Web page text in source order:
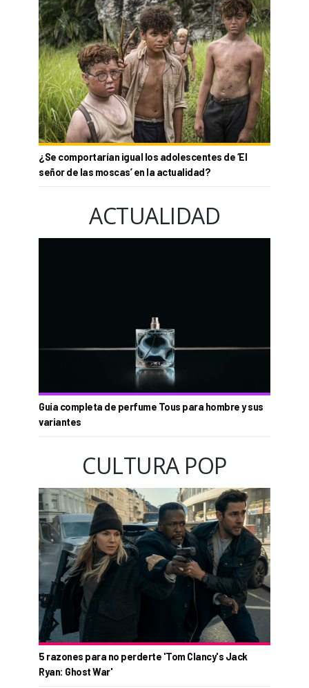
¿Se comportarían igual los adolescentes de ‘El
señor de las moscas’ en la actualidad?
ACTUALIDAD
Guía completa de perfume Tous para hombre y sus
variantes
CULTURA POP
5 razones para no perderte 'Tom Clancy's Jack
Ryan: Ghost War'